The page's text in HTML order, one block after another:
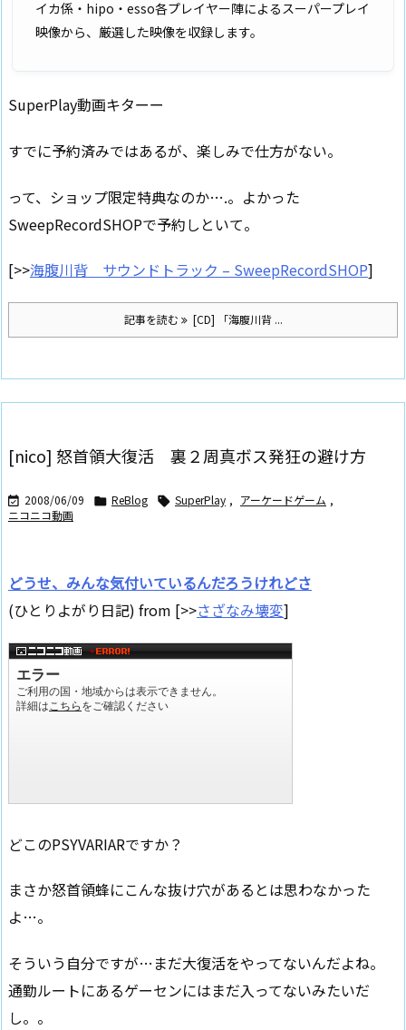
イカ係・hipo・esso各プレイヤー陣によるスーパープレイ
映像から、厳選した映像を収録します。
SuperPlay動画キターー
すでに予約済みではあるが、楽しみで仕方がない。
って、ショップ限定特典なのか….。よかった
SweepRecordSHOPで予約しといて。
[>>海腹川背 サウンドトラック – SweepRecordSHOP]
記事を読む [CD] 「海腹川背 ...
[nico] 怒首領大復活 裏２周真ボス発狂の避け方
 2008/06/09  ReBlog  SuperPlay , アーケードゲーム ,
ニコニコ動画
どうせ、みんな気付いているんだろうけれどさ
(ひとりよがり日記) from [>>さざなみ壊変]
どこのPSYVARIARですか？
まさか怒首領蜂にこんな抜け穴があるとは思わなかった
よ…。
そういう自分ですが…まだ大復活をやってないんだよね。
通勤ルートにあるゲーセンにはまだ入ってないみたいだ
し。。